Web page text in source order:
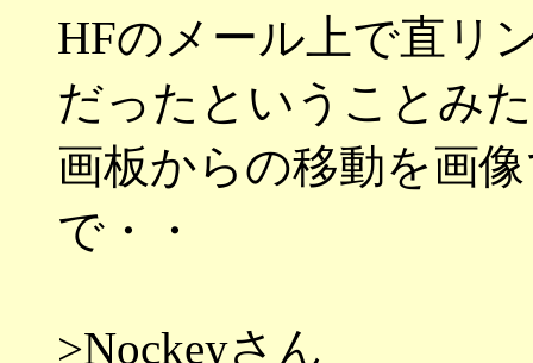
HFのメール上で直リ
だったということみ
画板からの移動を画
で・・
>Nockeyさん